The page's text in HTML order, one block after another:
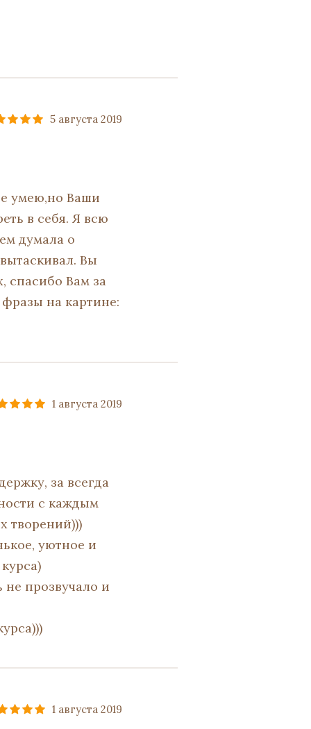
5 августа 2019
умею,но Ваши
в себя. Я всю
думала о
Вы
спасибо Вам за
на картине:
1 августа 2019
за всегда
с каждым
творений)))
уютное и
не прозвучало и
1 августа 2019